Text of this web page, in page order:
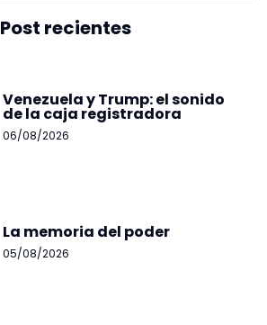
Post recientes
Venezuela y Trump: el sonido
de la caja registradora
06/08/2026
La memoria del poder
05/08/2026